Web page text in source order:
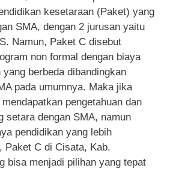
kesetaraan (Paket) yang
SMA, dengan 2 jurusan yaitu
Namun, Paket C disebut
non formal dengan biaya
yang berbeda dibandingkan
pada umumnya. Maka jika
pengetahuan dan
setara dengan SMA, namun
pendidikan yang lebih
Paket C di Cisata, Kab.
bisa menjadi pilihan yang tepat